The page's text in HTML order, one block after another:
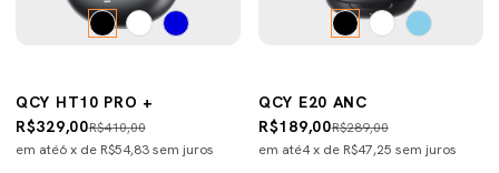
QCY HT10 PRO +
R$410,00
R$329,00
em até6x de R$54,83sem juros
QCY E20 ANC
R$289,00
R$189,00
em até4x de R$47,25 sem juros